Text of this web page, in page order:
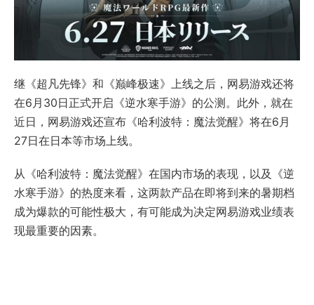
继《超凡先锋》和《巅峰极速》上线之后，网易游戏还将
在6月30日正式开启《逆水寒手游》的公测。此外，就在
近日，网易游戏还宣布《哈利波特：魔法觉醒》将在6月
27日在日本等市场上线。
从《哈利波特：魔法觉醒》在国内市场的表现，以及《逆
水寒手游》的热度来看，这两款产品在即将到来的暑期档
成为爆款的可能性极大，有可能成为决定网易游戏业绩表
现最重要的因素。